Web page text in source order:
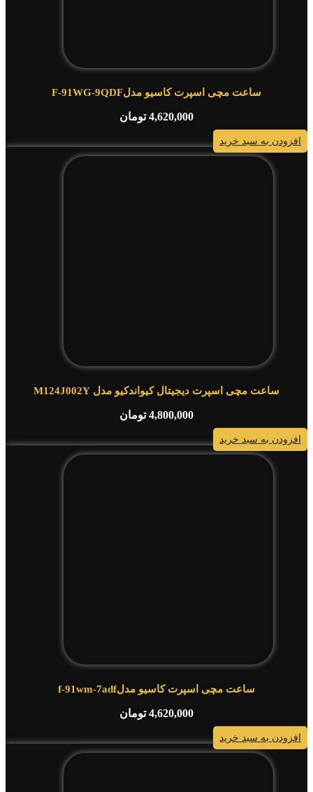
ساعت مچی اسپرت کاسیو مدلF-91WG-9QDF
4,620,000 تومان
افزودن به سبد خرید
ساعت مچی اسپرت دیجیتال کیواندکیو مدل M124J002Y
4,800,000 تومان
افزودن به سبد خرید
ساعت مچی اسپرت کاسیو مدلf-91wm-7adf
4,620,000 تومان
افزودن به سبد خرید